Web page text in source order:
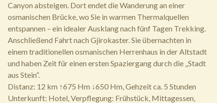
Canyon absteigen. Dort endet die Wanderung an einer
osmanischen Brücke, wo Sie in warmen Thermalquellen
entspannen – ein idealer Ausklang nach fünf Tagen Trekking.
Anschließend Fahrt nach Gjirokaster. Sie übernachten in
einem traditionellen osmanischen Herrenhaus in der Altstadt
und haben Zeit für einen ersten Spaziergang durch die „Stadt
aus Stein“.
Distanz: 12 km ↑675 Hm ↓650 Hm, Gehzeit ca. 5 Stunden
Unterkunft: Hotel, Verpflegung: Frühstück, Mittagessen,